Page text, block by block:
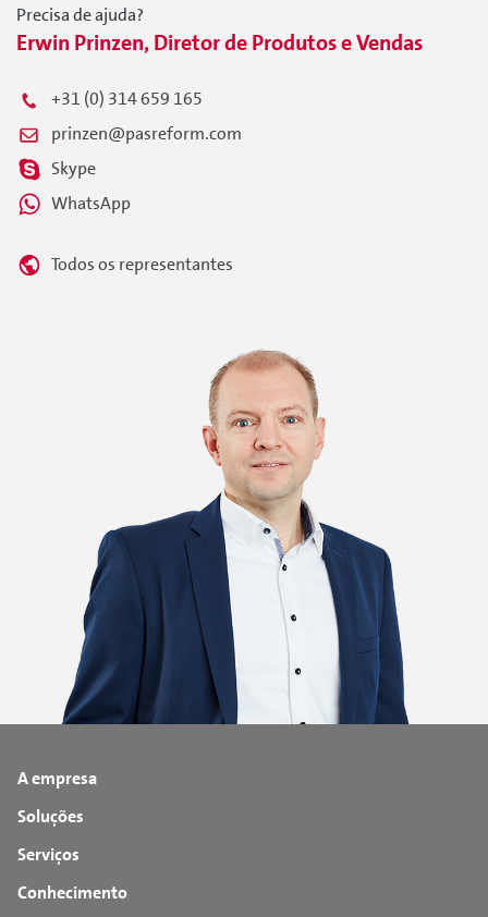
Precisa de ajuda?
Erwin Prinzen, Diretor de Produtos e Vendas
+31 (0) 314 659 165
prinzen@pasreform.com
Skype
WhatsApp
Todos os representantes
A empresa
Soluções
Serviços
Conhecimento